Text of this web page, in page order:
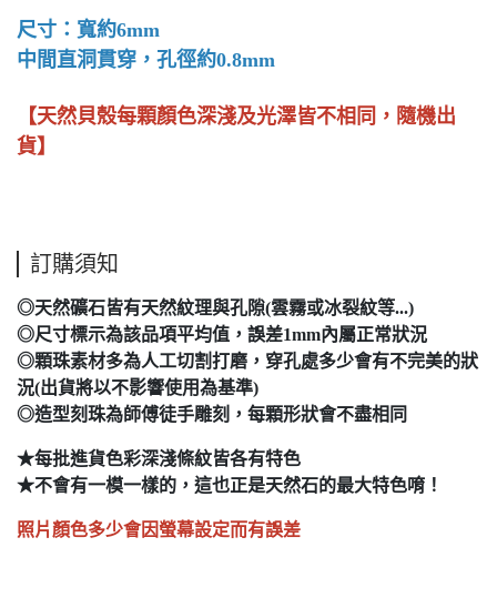
尺寸：寬約6mm
中間直洞貫穿，孔徑約0.8mm
【天然貝殼每顆顏色深淺及光澤皆不相同，隨機出
貨】
訂購須知
◎天然礦石皆有天然紋理與孔隙(雲霧或冰裂紋等...)
◎尺寸標示為該品項平均值，誤差1mm內屬正常狀況
◎顆珠素材多為人工切割打磨，穿孔處多少會有不完美的狀
況(出貨將以不影響使用為基準)
◎造型刻珠為師傅徒手雕刻，每顆形狀會不盡相同
★每批進貨色彩深淺條紋皆各有特色
★不會有一模一樣的，這也正是天然石的最大特色唷！
照片顏色多少會因螢幕設定而有誤差